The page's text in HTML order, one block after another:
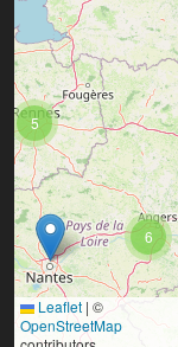
6
5
Leaflet | ©
OpenStreetMap